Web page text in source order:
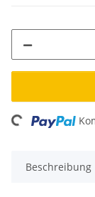
Beschreibung